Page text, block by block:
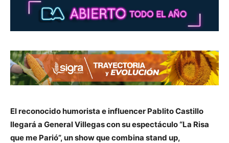
El reconocido humorista e influencer Pablito Castillo
llegará a General Villegas con su espectáculo “La Risa
que me Parió”, un show que combina stand up,